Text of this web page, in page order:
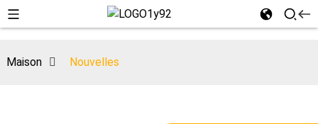
Maison Nouvelles